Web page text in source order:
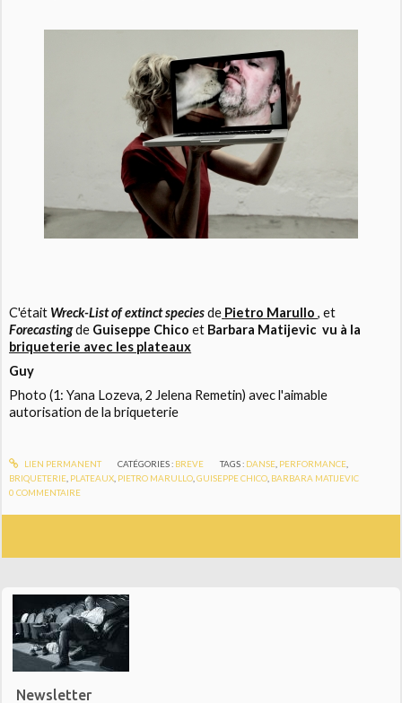
C'était Wreck-List of extinct speciesde Pietro Marullo, et
Forecastingde Guiseppe Chico et Barbara Matijevic vu à la
briqueterie avec les plateaux
Guy
Photo (1: Yana Lozeva, 2 Jelena Remetin) avec l'aimable
autorisation de la briqueterie
LIEN PERMANENT CATÉGORIES : BREVE TAGS : DANSE, PERFORMANCE,
BRIQUETERIE, PLATEAUX, PIETRO MARULLO,GUISEPPE CHICO, BARBARA MATIJEVIC
0 COMMENTAIRE
Newsletter